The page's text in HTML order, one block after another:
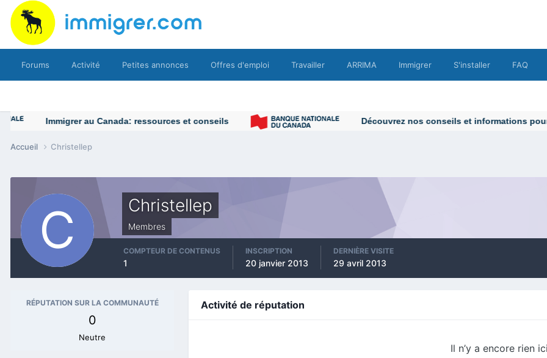
Forums Activité Petites annonces Offres d'emploi Travailler ARRIMA Immigrer S'installer FAQ
Immigrer au Canada: ressources et conseils Découvrez nos conseils et informations
Accueil Christellep
Christellep
Membres
COMPTEUR DE CONTENUS
1
INSCRIPTION
20 janvier 2013
DERNIÈRE VISITE
29 avril 2013
RÉPUTATION SUR LA COMMUNAUTÉ
0
Neutre
Activité de réputation
Il n’y a encore rien